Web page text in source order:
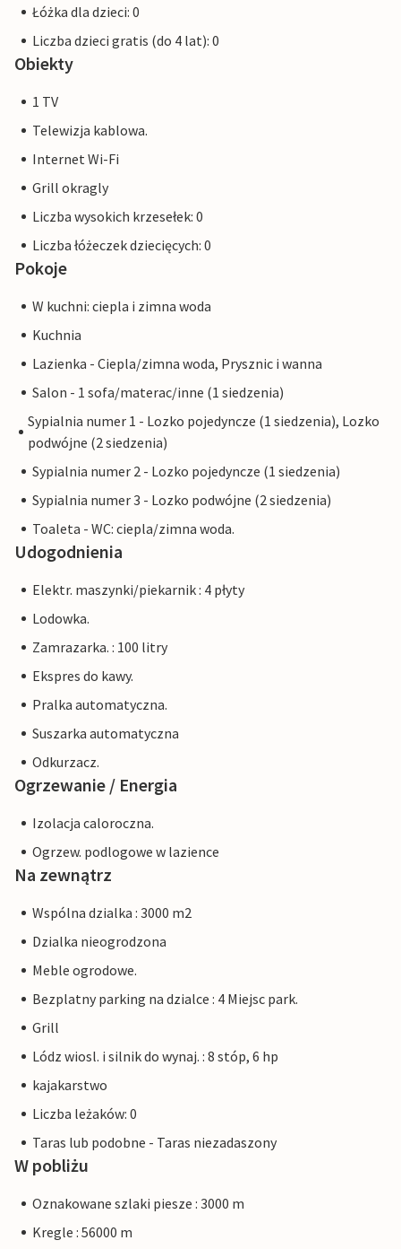
Łóżka dla dzieci: 0
Liczba dzieci gratis (do 4 lat): 0
Obiekty
1 TV
Telewizja kablowa.
Internet Wi-Fi
Grill okragly
Liczba wysokich krzesełek: 0
Liczba łóżeczek dziecięcych: 0
Pokoje
W kuchni: ciepla i zimna woda
Kuchnia
Lazienka - Ciepla/zimna woda, Prysznic i wanna
Salon - 1 sofa/materac/inne (1 siedzenia)
Sypialnia numer 1 - Lozko pojedyncze (1 siedzenia), Lozko
podwójne (2 siedzenia)
Sypialnia numer 2 - Lozko pojedyncze (1 siedzenia)
Sypialnia numer 3 - Lozko podwójne (2 siedzenia)
Toaleta - WC: ciepla/zimna woda.
Udogodnienia
Elektr. maszynki/piekarnik : 4 płyty
Lodowka.
Zamrazarka. : 100 litry
Ekspres do kawy.
Pralka automatyczna.
Suszarka automatyczna
Odkurzacz.
Ogrzewanie / Energia
Izolacja caloroczna.
Ogrzew. podlogowe w lazience
Na zewnątrz
Wspólna dzialka : 3000 m2
Dzialka nieogrodzona
Meble ogrodowe.
Bezplatny parking na dzialce : 4 Miejsc park.
Grill
Lódz wiosl. i silnik do wynaj. : 8 stóp, 6 hp
kajakarstwo
Liczba leżaków: 0
Taras lub podobne - Taras niezadaszony
W pobliżu
Oznakowane szlaki piesze : 3000 m
Kregle : 56000 m